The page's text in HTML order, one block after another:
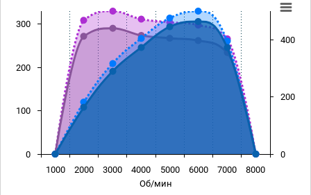
Об/мин
1000 2000 3000 4000 5000 6000 7000 8000
0
100
200
300
0
200
400